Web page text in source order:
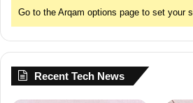
Go to the Arqam options page to set your
Recent Tech News